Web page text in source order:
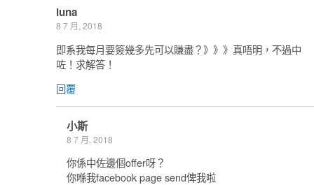
luna
8 7 月, 2018
即系我每月要簽幾多先可以賺盡？》》》真唔明，不過中
咗！求解答！
回覆
小斯
8 7 月, 2018
你係中佐邊個offer呀？
你喺我facebook page send俾我啦